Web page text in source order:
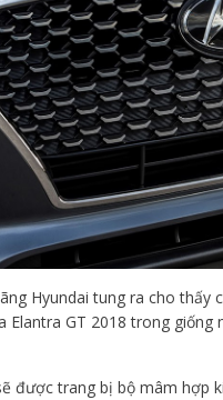
Hyundai tung ra cho
Elantra GT 2018 trong
được trang bị bộ mâm hợp